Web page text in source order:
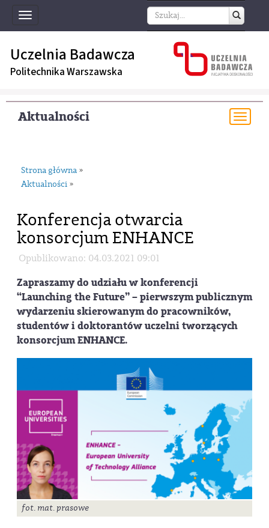
Toggle
navigation
Uczelnia Badawcza
Politechnika Warszawska
Aktualności
Strona główna »
Aktualności »
Konferencja otwarcia
konsorcjum ENHANCE
Opublikowano: 04.03.2021 09:01
Zapraszamy do udziału w konferencji
“Launching the Future” – pierwszym publicznym
wydarzeniu skierowanym do pracowników,
studentów i doktorantów uczelni tworzących
konsorcjum ENHANCE.
fot. mat. prasowe